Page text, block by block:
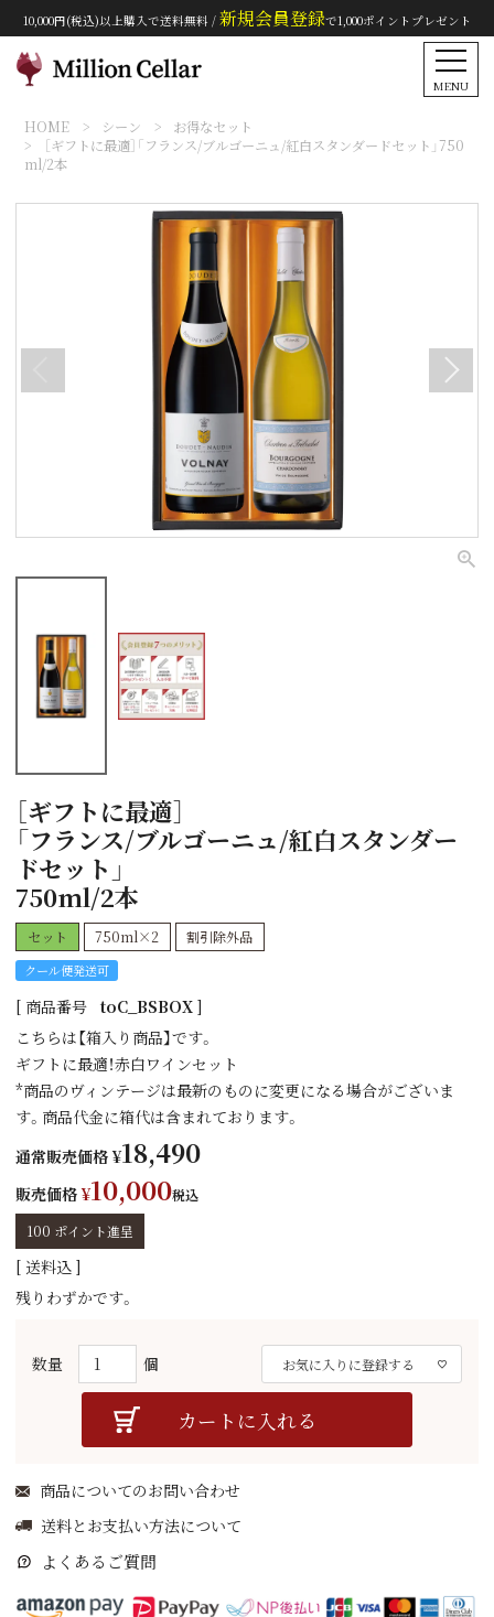
10,000円(税込)以上購入で送料無料 / 新規会員登録で1,000ポイントプレゼント
MENU
HOME シーン
お得なセット
［ギフトに最適］「フランス/ブルゴーニュ/紅白スタンダードセット」750
ml/2本
［ギフトに最適］
「フランス/ブルゴーニュ/紅白スタンダー
ドセット」
750ml/2本
セット 750ml×2 割引除外品
クール便発送可
商品番号
toC_BSBOX
こちらは【箱入り商品】です。
ギフトに最適！赤白ワインセット
*商品のヴィンテージは最新のものに変更になる場合がございま
す。商品代金に箱代は含まれております。
通常販売価格 ¥18,490
販売価格 ¥10,000税込
100 ポイント進呈
送料込
残りわずかです。
お気に入りに登録する
カートに入れる
商品についてのお問い合わせ
送料とお支払い方法について
よくあるご質問